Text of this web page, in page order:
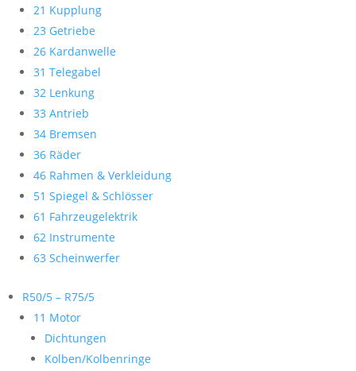
21 Kupplung
23 Getriebe
26 Kardanwelle
31 Telegabel
32 Lenkung
33 Antrieb
34 Bremsen
36 Räder
46 Rahmen & Verkleidung
51 Spiegel & Schlösser
61 Fahrzeugelektrik
62 Instrumente
63 Scheinwerfer
R50/5 – R75/5
11 Motor
Dichtungen
Kolben/Kolbenringe